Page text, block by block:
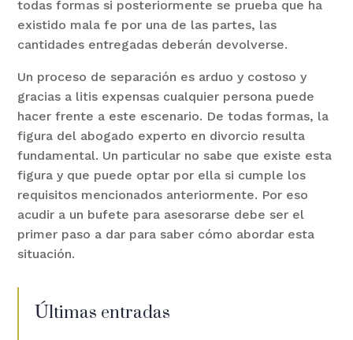
todas formas si posteriormente se prueba que ha
existido mala fe por una de las partes, las
cantidades entregadas deberán devolverse.
Un proceso de separación es arduo y costoso y
gracias a litis expensas cualquier persona puede
hacer frente a este escenario. De todas formas, la
figura del abogado experto en divorcio resulta
fundamental. Un particular no sabe que existe esta
figura y que puede optar por ella si cumple los
requisitos mencionados anteriormente. Por eso
acudir a un bufete para asesorarse debe ser el
primer paso a dar para saber cómo abordar esta
situación.
Últimas entradas